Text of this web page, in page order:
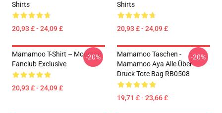
Shirts
20,93 £ - 24,09 £
Shirts
20,93 £ - 24,09 £
Mamamoo T-Shirt – Moomoo
Fanclub Exclusive
20,93 £ - 24,09 £
-20%
Mamamoo Taschen -
Mamamoo Aya Alle Über
Druck Tote Bag RB0508
19,71 £ - 23,66 £
-20%